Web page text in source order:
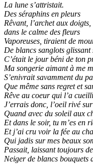
La lune s’attristait.
Des séraphins en pleurs
Rêvant, l’archet aux doigts,
dans le calme des fleurs
Vaporeuses, tiraient de
De blancs sanglots glissant
C’était le jour béni de ton
Ma songerie aimant à me
S’enivrait savamment du
Que même sans regret et
Rêve au coeur qui l’a
J’errais donc, l’oeil rivé
Quand avec du soleil aux
Et dans le soir, tu m’es en
Et j’ai cru voir la fée au
Qui jadis sur mes beaux
Passait, laissant toujours
Neiger de blancs bouquets